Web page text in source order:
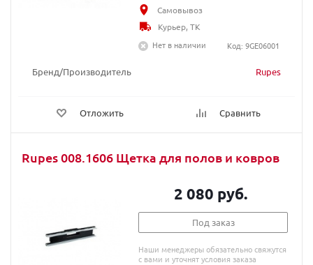
Бренд/Производитель Rupes
Отложить Сравнить
Самовывоз
Курьер, ТК
Нет в наличии
Код: 9GE06001
Rupes 008.1606 Щетка для полов и ковров
2 080 руб.
Под заказ
Наши менеджеры обязательно свяжутся
с вами и уточнят условия заказа